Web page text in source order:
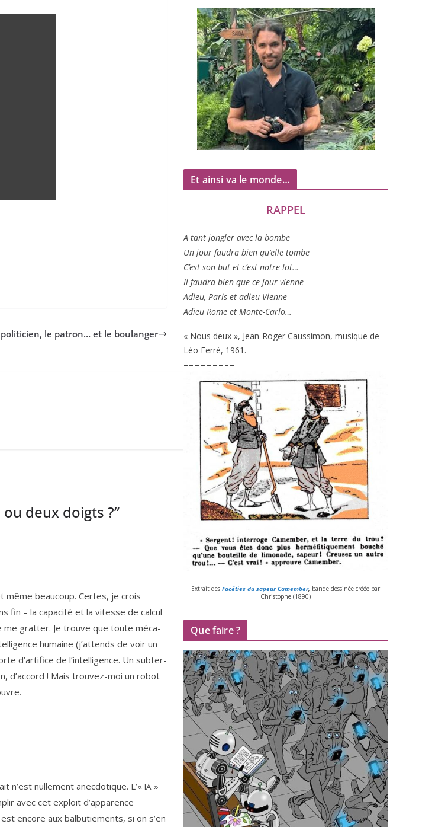
politicien, le patron… et le boulanger
deux doigts ?”
même beau­coup. Certes, je crois
fin – la capa­ci­té et la vitesse de cal­cul
me grat­ter. Je trouve que toute méca­
humaine (j’at­tends de voir un
d’ar­ti­fice de l’in­tel­li­gence. Un sub­ter­
d’ac­cord ! Mais trou­vez-moi un robot
n’est nul­le­ment anec­do­tique. L’« IA »
avec cet exploit d’apparence
encore aux bal­bu­tie­ments, si on s’en
Et ainsi va le monde…
RAPPEL
A tant jon­gler avec la bombe
Un jour fau­dra bien qu’elle tombe
C’est son but et c’est notre lot…
Il fau­dra bien que ce jour vienne
Adieu, Paris et adieu Vienne
Adieu Rome et Monte-Carlo…
« Nous deux », Jean-Roger Caussimon, musique de
Léo Ferré, 1961 .
– – – – – – – – –
Extrait des Facéties du sapeur Camember, bande des­si­née créée par
Christophe (1890)
Que faire ?